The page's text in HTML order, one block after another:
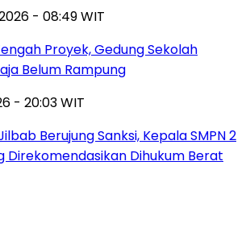
- 08:49 WIT
Proyek, Gedung Sekolah
Belum Rampung
- 20:03 WIT
Berujung Sanksi, Kepala SMPN 2
Direkomendasikan Dihukum Berat